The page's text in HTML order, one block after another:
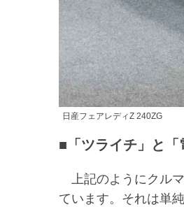
日産フェアレディZ 240ZG
■「ツライチ」と「
上記のようにクル
ています。それは単